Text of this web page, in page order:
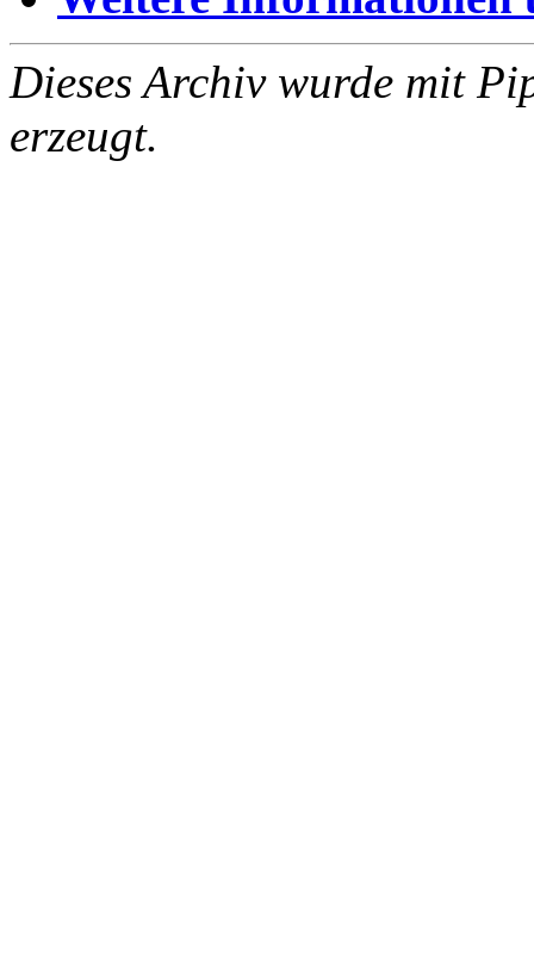
Dieses Archiv wurde mit
erzeugt.